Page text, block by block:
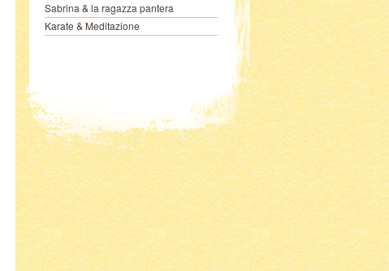
Sabrina & la ragazza pantera
Karate & Meditazione